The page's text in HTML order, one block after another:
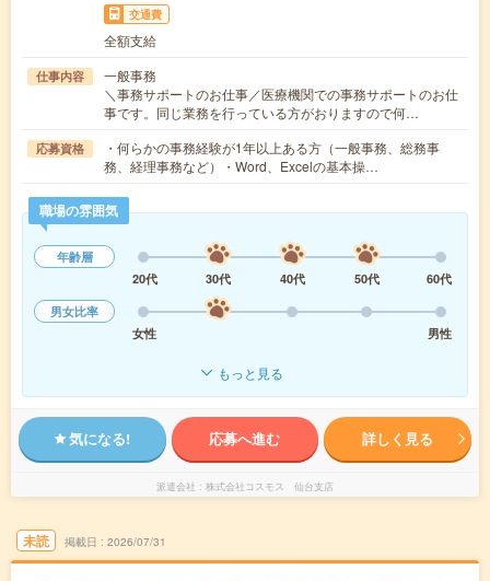
交通費
全額支給
仕事内容
一般事務
＼事務サポートのお仕事／医療機関での事務サポートのお仕
事です。同じ業務を行っている方がおりますので何…
応募資格
・何らかの事務経験が1年以上ある方（一般事務、総務事
務、経理事務など）・Word、Excelの基本操…
職場の雰囲気
年齢層
20代
30代 40代 50代
60代
男女比率
女性
男性
もっと見る
気になる! 応募へ進む 詳しく見る
派遣会社 株式会社コスモス 仙台支店
未読 掲載日 2026/07/31